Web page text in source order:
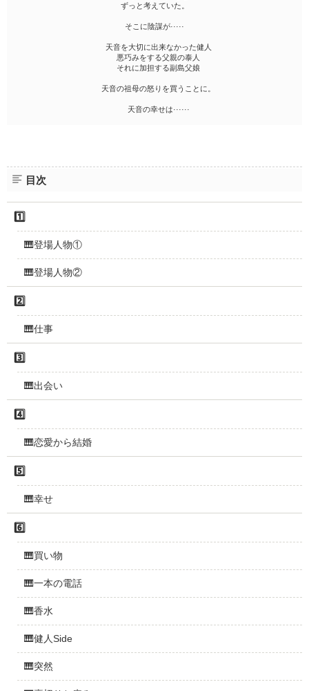
ずっと考えていた。
そこに陰謀が·····
天音を大切に出来なかった健人
悪巧みをする父親の泰人
それに加担する副島父娘
天音の祖母の怒りを買うことに。
天音の幸せは······
目次
1️⃣
🎹登場人物①
🎹登場人物②
2️⃣
🎹仕事
3️⃣
🎹出会い
4️⃣
🎹恋愛から結婚
5️⃣
🎹幸せ
6️⃣
🎹買い物
🎹一本の電話
🎹香水
🎹健人Side
🎹突然